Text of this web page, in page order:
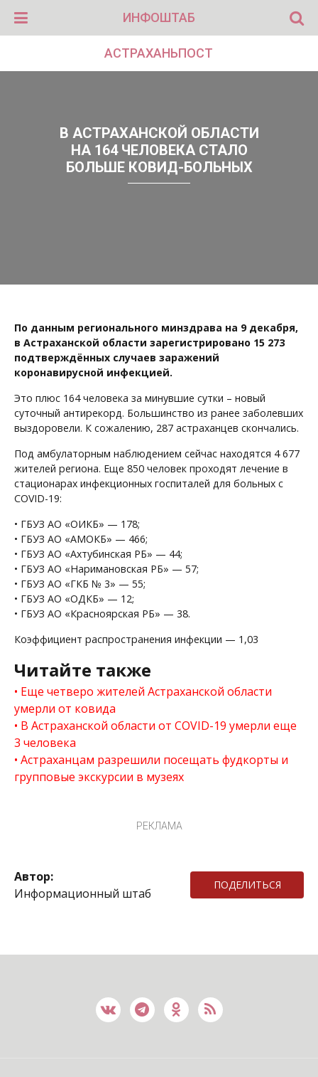
ИНФОШТАБ
АСТРАХАНЬПОСТ
В АСТРАХАНСКОЙ ОБЛАСТИ
НА 164 ЧЕЛОВЕКА СТАЛО
БОЛЬШЕ КОВИД-БОЛЬНЫХ
По данным регионального минздрава на 9 декабря,
в Астраханской области зарегистрировано 15 273
подтверждённых случаев заражений
коронавирусной инфекцией.
Это плюс 164 человека за минувшие сутки – новый
суточный антирекорд. Большинство из ранее заболевших
выздоровели. К сожалению, 287 астраханцев скончались.
Под амбулаторным наблюдением сейчас находятся 4 677
жителей региона. Еще 850 человек проходят лечение в
стационарах инфекционных госпиталей для больных с
COVID-19:
• ГБУЗ АО «ОИКБ» — 178;
• ГБУЗ АО «АМОКБ» — 466;
• ГБУЗ АО «Ахтубинская РБ» — 44;
• ГБУЗ АО «Наримановская РБ» — 57;
• ГБУЗ АО «ГКБ № 3» — 55;
• ГБУЗ АО «ОДКБ» — 12;
• ГБУЗ АО «Красноярская РБ» — 38.
Коэффициент распространения инфекции — 1,03
Читайте также
Еще четверо жителей Астраханской области
умерли от ковида
В Астраханской области от COVID-19 умерли еще
3 человека
Астраханцам разрешили посещать фудкорты и
групповые экскурсии в музеях
РЕКЛАМА
Автор:
Информационный штаб
ПОДЕЛИТЬСЯ